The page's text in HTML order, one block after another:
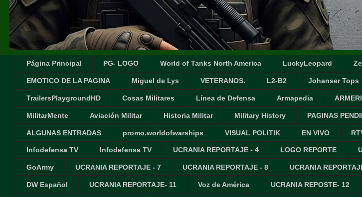
Página Principal PG- LOGO World of Tanks North America LuckyLeopard
EMOTICO DE LA PAGINA Miguel de Lys VETERANOS. L2-B2 Johanser Tops
TrailersPlaygroundHD Cosas Militares Línea de Defensa Armapedia
MilitarMente Aviación Militar Historia Militar Military History PAGINAS
ALGUNAS ENTRADAS promo.worldofwarships VISUAL POLITIK EN VIVO
Infodefensa TV Infodefensa TV UCRANIA REPORTAJE - 4 LOGO REPORTE
GoArmy UCRANIA REPORTAJE - 7 UCRANIA REPORTAJE - 8 UCRANIA
DW Español UCRANIA REPORTAJE- 11 Voz de América UCRANIA REPOSTE- 12